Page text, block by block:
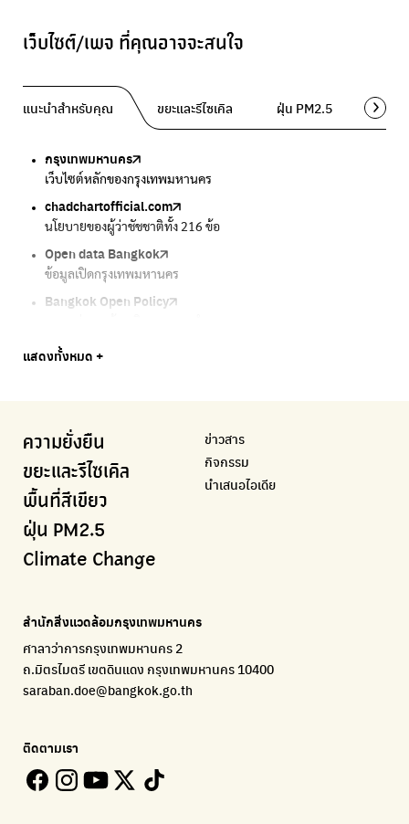
เว็บไซต์/เพจ ที่คุณอาจจะสนใจ
แนะนำสำหรับคุณ ขยะและรีไซเคิล ฝุ่น PM2.5 พื้นที่สี
กรุงเทพมหานคร
เว็บไซต์หลักของกรุงเทพมหานคร
chadchartofficial.com
นโยบายของผู้ว่าชัชชาติทั้ง 216 ข้อ
Open data Bangkok
ข้อมูลเปิดกรุงเทพมหานคร
Bangkok Open Policy
Bangkok Trees
BKK Zero Waste
กรุงเทพฯไม่เทรวม
ลุงซาเล้งกับขยะที่หายไป
CHULA Zero Waste
จัดการขยะภายในพื้นที่อย่างเป็นระบบ
แพลตฟอร์มเพื่อสิ่งแวดล้อม
ติดตามความคืบหน้านโยบายกรุงเทพมหานคร
Kong Green Green
แสดงทั้งหมด +
Traffy Fondue
แจ้งปัญหาขยะ เพื่อให้หน่วยงานแก้ไข
BKK Zero Waste
กรุงเทพฯไม่เทรวม
ลุงซาเล้งกับขยะที่หายไป
เริ่มแยกขยะตั้งแต่วันนี้ เดี๋ยวลุงสอนให้
CHULA Zero Waste
Green2Get
กรมควบคุมมลพิษ
แหล่งข้อมูลเกี่ยวกับมาตรฐานคุณภาพอากาศ น้ำ และเสียง
มูลนิธิโลกสีเขียว
How to ting
การแยกขยะให้สนุก
แพลตฟอร์มการจัดการพลาสติกชีวภาพหลังการกินดื่ม
รับซื้อขยะถึงบ้าน
ECOLIFE
Traffy Fondue
แจ้งปัญหาฝุ่น เพื่อให้หน่วยงานแก้ไข
Airbkk
รายงานคุณภาพอากาศในกรุงเทพมหานคร
Air4Thai
ตรวจสอบสภาพอากาศรอบตัวคุณง่ายๆ
กรมควบคุมมลพิษ
Line Alert
Greenpeace
มูลนิธิสภาประชาชนเพื่อสิ่งแวดล้อม
สำนักสิ่งแวดล้อม กรุงเทพมหานคร
เตะฝุ่น
แผนที่การระบายอากาศในช่วงสูงสุดของแต่ละวัน
Bangkok Trees
ความคืบหน้าโครงการต้นไม้ล้านต้น
Greener Bangkok 2030
โครงการเพิ่มพื้นที่สีเขียวภายในปี 2030
We park
เครือข่ายพัฒนาเมืองและชุมชนสุขภาวะ
Thai Green Urban (TGU)
Urban Design and Development Center
กระทรวงทรัพยากรธรรมชาติและสิ่งแวดล้อม
กรมส่งเสริมคุณภาพและสิ่งแวดล้อม
DCCE
กรมการเปลี่ยนแปลงสภาพภูมิอากาศและสิ่งแวดล้อม
BangkokStories
เรื่องราวในกรุงเทพโดยครีเอเตอร์
กรมควบคุมมลพิษ
แหล่งข้อมูลเกี่ยวกับมาตรฐานคุณภาพอากาศ น้ำ และเสียง
Greenpeace
Climate Strike Thailand
Carbon Footprint Thailand
เรียนรู้เครื่องมือคำนวณคาร์บอนฟุตพริ้นท์
กรมอุตุนิยมวิทยา
Net Zero Carbon
Everything about our planet and more
35 Hours Bangkok Nature Play
โครงการ 35 ชั่วโมงการเรียนรู้ธรรมชาติผ่านการเล่น
ความยั่งยืน
ขยะและรีไซเคิล
พื้นที่สีเขียว
ฝุ่น PM2.5
Climate Change
ข่าวสาร
กิจกรรม
นำเสนอไอเดีย
สำนักสิ่งแวดล้อมกรุงเทพมหานคร
ศาลาว่าการกรุงเทพมหานคร 2
ถ.มิตรไมตรี เขตดินแดง กรุงเทพมหานคร 10400
saraban.doe@bangkok.go.th
ติดตามเรา